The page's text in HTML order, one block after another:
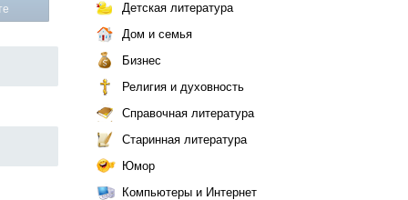
Детская литература
Дом и семья
Бизнес
Религия и духовность
Справочная литература
Старинная литература
Юмор
Компьютеры и Интернет